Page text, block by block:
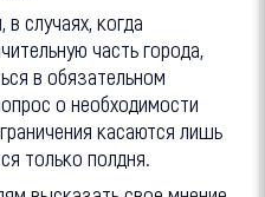
случаях, когда
часть города,
в обязательном
о необходимости
касаются лишь
только полдня.